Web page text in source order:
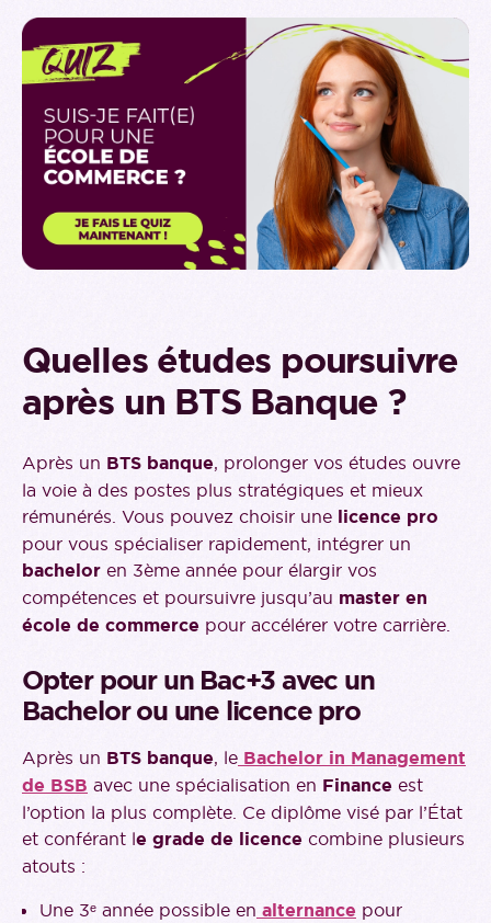
Quelles études poursuivre
après un BTS Banque ?
Après un BTS banque, prolonger vos études ouvre
la voie à des postes plus stratégiques et mieux
rémunérés. Vous pouvez choisir une licence pro
pour vous spécialiser rapidement, intégrer un
bachelor en 3ème année pour élargir vos
compétences et poursuivre jusqu’au master en
école de commerce pour accélérer votre carrière.
Opter pour un Bac+3 avec un
Bachelor ou une licence pro
Après un BTS banque, le Bachelor in Management
de BSB avec une spécialisation en Finance est
l’option la plus complète. Ce diplôme visé par l’État
et conférant le grade de licence combine plusieurs
atouts :
Une 3ᵉ année possible en alternance pour